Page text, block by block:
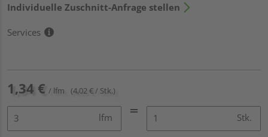
Individuelle Zuschnitt-Anfrage stellen
Services
1,34 € / lfm (4,02 € / Stk.)
lfm Stk.